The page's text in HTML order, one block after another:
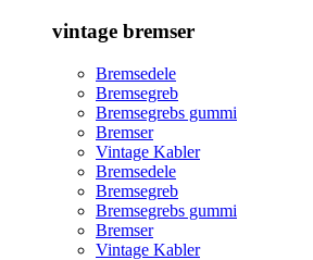
vintage bremser
Bremsedele
Bremsegreb
Bremsegrebs gummi
Bremser
Vintage Kabler
Bremsedele
Bremsegreb
Bremsegrebs gummi
Bremser
Vintage Kabler